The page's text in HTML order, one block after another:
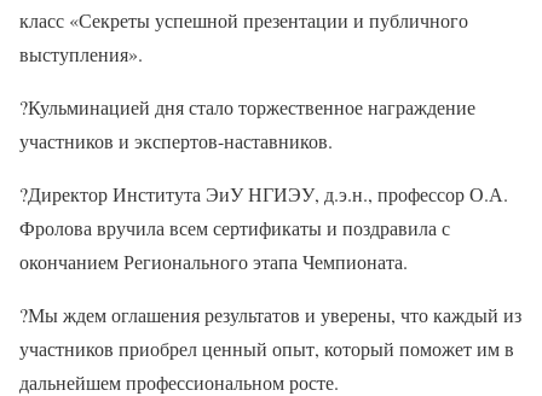
класс «Секреты успешной презентации и публичного
выступления».
?Кульминацией дня стало торжественное награждение
участников и экспертов-наставников.
?Директор Института ЭиУ НГИЭУ, д.э.н., профессор О.А.
Фролова вручила всем сертификаты и поздравила с
окончанием Регионального этапа Чемпионата.
?Мы ждем оглашения результатов и уверены, что каждый из
участников приобрел ценный опыт, который поможет им в
дальнейшем профессиональном росте.